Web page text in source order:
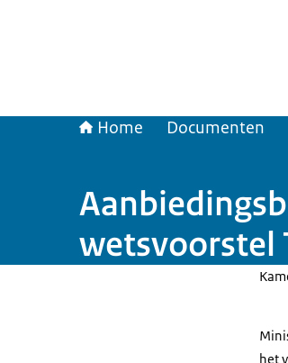
Home Documenten
wetsvoorstel
het